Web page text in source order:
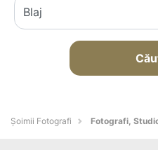
Șoimii Fotografi Fotografi,